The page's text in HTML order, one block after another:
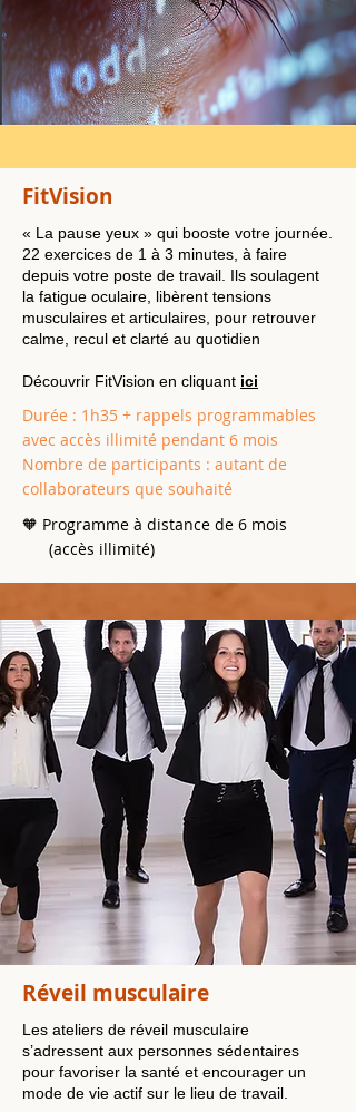
FitVision
« La pause yeux » qui booste votre journée.
22 exercices de 1 à 3 minutes, à faire
depuis votre poste de travail. Ils soulagent
la fatigue oculaire, libèrent tensions
musculaires et articulaires, pour retrouver
calme, recul et clarté au quotidien
Découvrir FitVision en cliquant ici
Durée : 1h35 + rappels programmables
avec accès illimité pendant 6 mois
Nombre de participants : autant de
collaborateurs que souhaité
🧡 Programme à distance de 6 mois
(accès illimité)
Réveil musculaire
Les ateliers de réveil musculaire
s’adressent aux personnes sédentaires
pour favoriser la santé et encourager un
mode de vie actif sur le lieu de travail.